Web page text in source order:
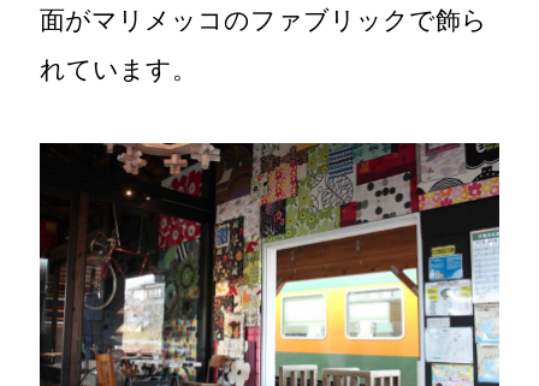
面がマリメッコのファブリックで飾ら
れています。